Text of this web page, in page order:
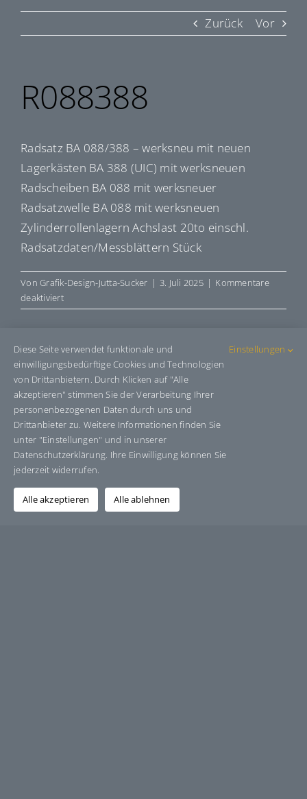
Zurück Vor
R088388
Radsatz BA 088/388 – werksneu mit neuen
Lagerkästen BA 388 (UIC) mit werksneuen
Radscheiben BA 088 mit werksneuer
Radsatzwelle BA 088 mit werksneuen
Zylinderrollenlagern Achslast 20to einschl.
Radsatzdaten/Messblättern Stück
VonGrafik-Design-Jutta-Sucker | 3. Juli 2025 | Kommentare
deaktiviertfür
R088388
Share This Story, Choose Your
Platform!
Facebook BlueskyRedditLinkedInWhatsApp
Telegram
E-
Über den Autor:Grafik-Design-Jutta-Sucker
Diese Seite verwendet funktionale und
einwilligungsbedürftige Cookies und Technologien
von Drittanbietern. Durch Klicken auf "Alle
akzeptieren" stimmen Sie der Verarbeitung Ihrer
personenbezogenen Daten durch uns und
Drittanbieter zu. Weitere Informationen finden Sie
unter "Einstellungen" und in unserer
Datenschutzerklärung. Ihre Einwilligung können Sie
jederzeit widerrufen.
Einstellungen
Alle akzeptieren Alle ablehnen